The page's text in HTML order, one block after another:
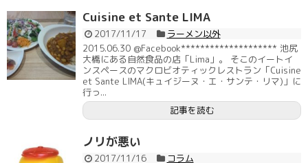
Cuisine et Sante LIMA
2017/11/17
ラーメン以外
2015.06.30 @Facebook******************** 池尻
大橋にある自然食品の店「Lima」。 そこのイートイ
ンスペースのマクロビオティックレストラン「Cuisine
et Sante LIMA(キュイジーヌ・エ・サンテ・リマ)」に
行っ...
記事を読む
ノリが悪い
2017/11/16 コラム